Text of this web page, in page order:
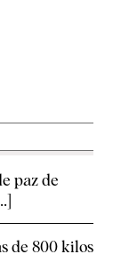
paz de
de 800 kilos